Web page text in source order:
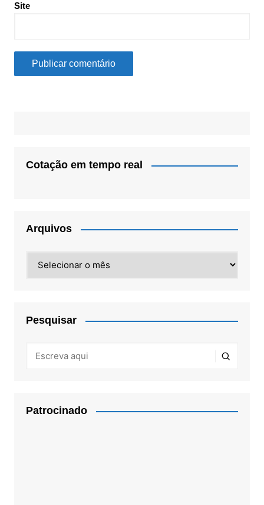
Site
Cotação em tempo real
Arquivos
Pesquisar
Patrocinado